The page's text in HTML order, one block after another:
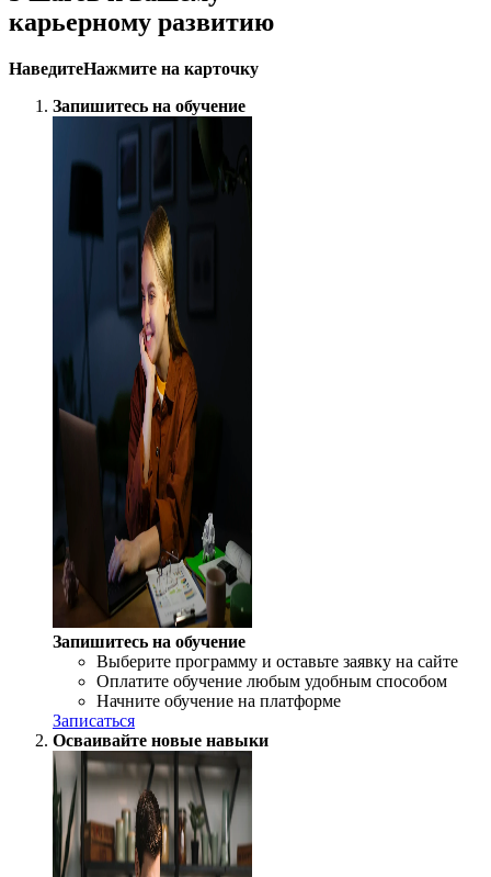
карьерному развитию
НаведитеНажмите на карточку
Запишитесь на обучение
Запишитесь на обучение
Выберите программу и оставьте заявку на сайте
Оплатите обучение любым удобным способом
Начните обучение на платформе
Записаться
Осваивайте новые навыки